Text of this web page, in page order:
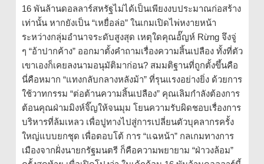
16 พันล้านดอลลาร์สหรัฐไม่ได้เป็นเพียงงบประมาณก่อสร้าง
เท่านั้น หากยังเป็น “เหยื่อล่อ” ในเกมเปิดไพ่หงายหน้า
ระหว่างกลุ่มอำนาจระดับสูงสุด เหตุใดคุณอั๊ญห์ Rừng จึงจู่
ๆ “อ้าปากค้าง” ออกมาตั้งคำถามเรื่องความสิ้นเปลือง ทั้งที่ตัว
เขาเองก็เคยลงนามอนุมัติมาก่อน? สมมติฐานที่ถูกตั้งขึ้นคือ
นี่คือหมาก “แทงกลับกลางหลังม้า” ที่รุนแรงอย่างยิ่ง ด้วยการ
ใช้วาทกรรม “ต่อต้านความสิ้นเปลือง” คุณเลิมกำลังต้องการ
ต้อนคุณฝ่ามมิงห์จิ๊ญให้จนมุม โยนความรับผิดชอบเรื่องการ
บริหารที่ล้มเหลว เพื่อปูทางไปสู่การเปลี่ยนตัวบุคลากรครั้ง
ใหญ่แบบยกชุด เพื่อตอบโต้ การ “แฉหน้า” กลเกมทางการ
เมืองจากฝั่งนายกรัฐมนตรี ก็คือความพยายาม “ฝ่าวงล้อม”